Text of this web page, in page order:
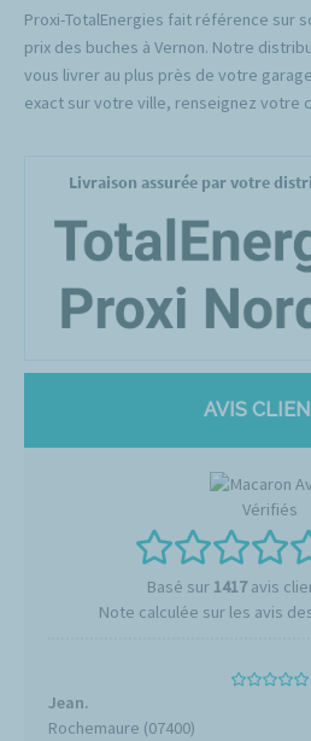
Proxi-TotalEnergies fait référence sur
prix des buches à Vernon. Notre
vous livrer au plus près de votre
exact sur votre ville, renseignez votre
Livraison assurée par votre
AVIS
Basé sur 1417avis
Note calculée sur les avis
Jean.
Rochemaure (07400)